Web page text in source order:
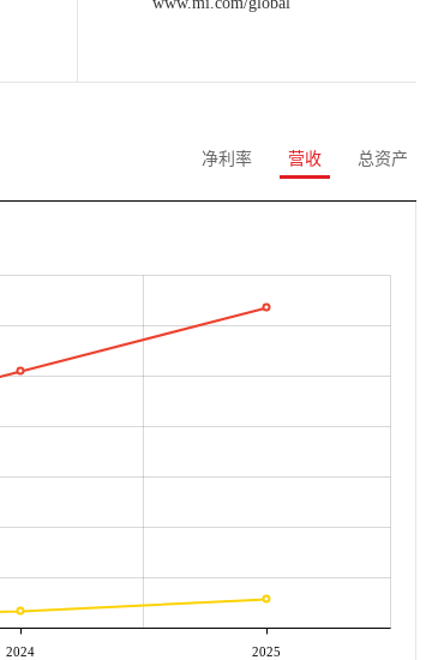
净利率 营收 总资产
2024 2025